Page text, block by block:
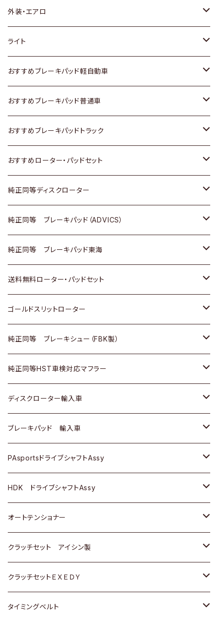
トヨタ
ホンダ
スズキ
日産
いすゞ
ダイハツ
マツダ
三菱
スバル
日野
三菱ふそう
ＢＭＷ
外装・エアロ
トヨタ
ホンダ
スズキ
日産
いすゞ
ダイハツ
マツダ
三菱
日野
三菱ふそう
ライト
トヨタ
スズキ
日産
いすゞ
ダイハツ
三菱
日野
三菱ふそう
その他
おすすめブレーキパッド軽自動車
トヨタ
ホンダ
スズキ
日産
ダイハツ
マツダ
三菱
スバル
おすすめブレーキパッド普通車
トヨタ
ホンダ
スズキ
日産
いすゞ
ダイハツ
マツダ
三菱
スバル
おすすめブレーキパッドトラック
トヨタ
日産
いすゞ
ダイハツ
マツダ
三菱
おすすめローター・パッドセット
トヨタ
ホンダ
スズキ
日産
ダイハツ
マツダ
三菱
スバル
純正同等ディスクローター
トヨタ
ホンダ
スズキ
日産
いすゞ
ダイハツ
マツダ
三菱
スバル
ＢＥＮＺ
純正同等 ブレーキパッド（ADVICS）
トヨタ
ホンダ
スズキ
日産
ダイハツ
マツダ
三菱
スバル
純正同等 ブレーキパッド東海
トヨタ
ホンダ
日産
いすゞ
ダイハツ
マツダ
三菱
スバル
送料無料ローター・パッドセット
トヨタ
ホンダ
スズキ
日産
ダイハツ
マツダ
三菱
スバル
ゴールドスリットローター
トヨタ
ホンダ
スズキ
日産
ダイハツ
マツダ
三菱
スバル
純正同等 ブレーキシュー（FBK製）
ホンダ
スズキ
日産
ダイハツ
マツダ
三菱
スバル
純正同等HST車検対応マフラー
トヨタ
ホンダ
スズキ
日産
いすゞ
ダイハツ
マツダ
三菱
ディスクローター輸入車
ＡＵＤＩ
ＢＥＮＺ
ＢＭＷ
GOLF
ＷＡＧＥＮ
アストロ（シボレー）
クライスラー
ブレーキパッド 輸入車
ＢＥＮＺ
ＢＭＷ
ＷＡＧＥＮ
ＶＯＬＶＯ
PAsportsドライブシャフトAssy
トヨタ
ホンダ
スズキ
日産
ダイハツ
HDK ドライブシャフトAssy
スズキ
ダイハツ
日産
ホンダ
オートテンショナー
トヨタ
クラッチセット アイシン製
ホンダ
スズキ
クラッチセットＥＸＥＤＹ
ホンダ
タイミングベルト